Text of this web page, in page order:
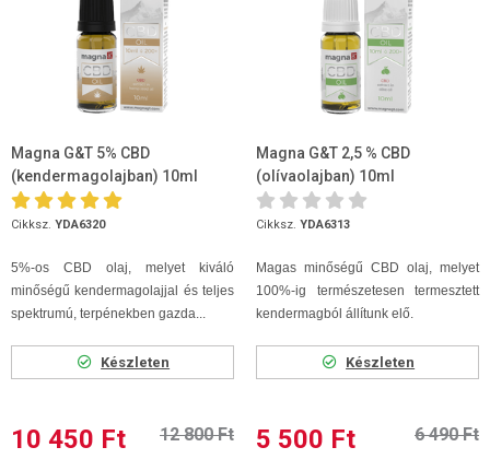
Magna G&T 5% CBD
(kendermagolajban) 10ml
Cikksz. YDA6320
5%-os CBD olaj, melyet kiváló
minőségű kendermagolajjal és teljes
spektrumú, terpénekben gazda...
Készleten
10 450 Ft 12 800 Ft
Magna G&T 2,5 % CBD
(olívaolajban) 10ml
Cikksz. YDA6313
Magas minőségű CBD olaj, melyet
100%-ig természetesen termesztett
kendermagból állítunk elő.
Készleten
5 500 Ft 6 490 Ft